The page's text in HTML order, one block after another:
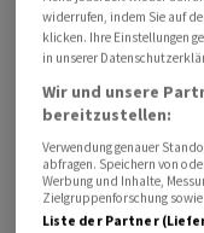
widerrufen, indem Sie auf
klicken. Ihre Einstellungen
in unserer
Wir und unsere
bereitzustellen:
Verwendung genauer
abfragen. Speichern von
Werbung und Inhalte,
Zielgruppenforschung
Liste der Partner